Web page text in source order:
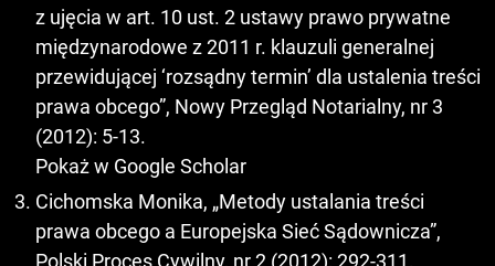
z ujęcia w art. 10 ust. 2 ustawy prawo prywatne
międzynarodowe z 2011 r. klauzuli generalnej
przewidującej ‘rozsądny termin’ dla ustalenia treści
prawa obcego”, Nowy Przegląd Notarialny, nr 3
(2012): 5-13.
Pokaż w Google Scholar
Cichomska Monika, „Metody ustalania treści
prawa obcego a Europejska Sieć Sądownicza”,